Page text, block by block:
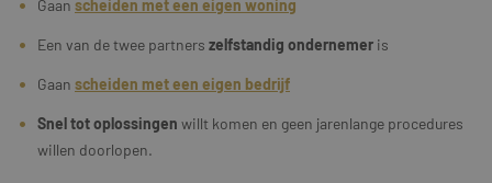
Gaan scheiden met een eigen woning
Een van de twee partners zelfstandig ondernemer is
Gaan scheiden met een eigen bedrijf
Snel tot oplossingen willt komen en geen jarenlange procedures
willen doorlopen.